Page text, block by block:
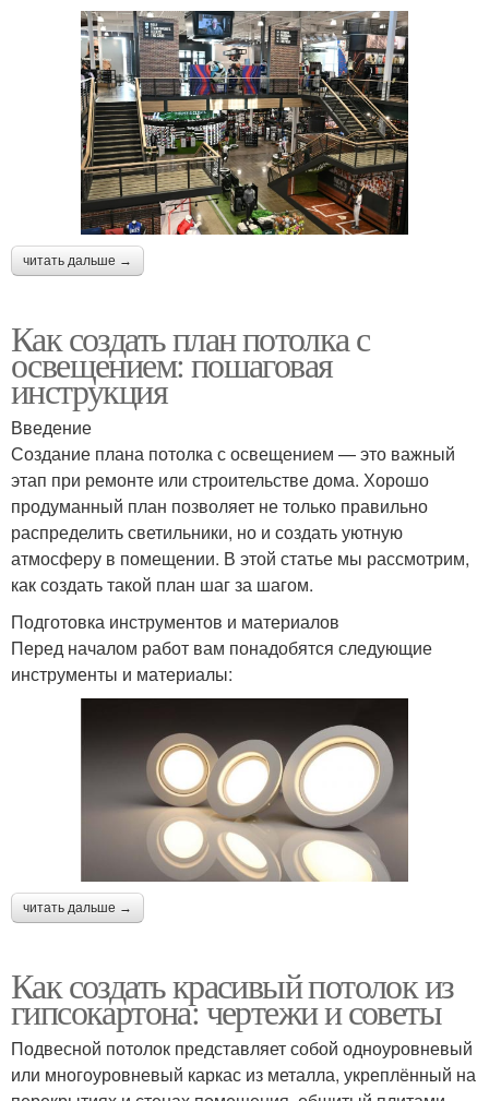
читать дальше →
Как создать план потолка с
освещением: пошаговая
инструкция
Введение
Создание плана потолка с освещением — это важный
этап при ремонте или строительстве дома. Хорошо
продуманный план позволяет не только правильно
распределить светильники, но и создать уютную
атмосферу в помещении. В этой статье мы рассмотрим,
как создать такой план шаг за шагом.
Подготовка инструментов и материалов
Перед началом работ вам понадобятся следующие
инструменты и материалы:
читать дальше →
Как создать красивый потолок из
гипсокартона: чертежи и советы
Подвесной потолок представляет собой одноуровневый
или многоуровневый каркас из металла, укреплённый на